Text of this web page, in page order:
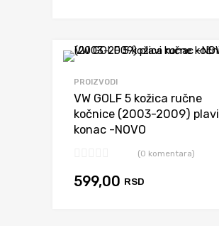
PROIZVODI
VW GOLF 5 kožica ručne
kočnice (2003-2009) plavi
konac -NOVO
(0 komentara)
599,00 RSD